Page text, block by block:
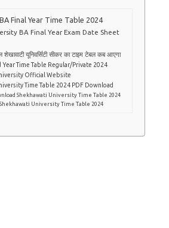
Final Year Time Table 2024
BA Final Year Exam Date Sheet
शेखावाटी यूनिवर्सिटी सीकर का टाइम टेबल कब आएगा
Year Time Table Regular/Private 2024
Official Website
Time Table 2024 PDF Download
Shekhawati University Time Table 2024
Shekhawati University Time Table 2024